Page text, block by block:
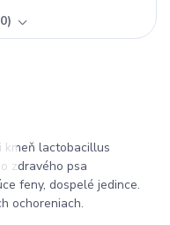
0
kmeň lactobacillus
zdravého psa
feny, dospelé jedince.
ochoreniach.